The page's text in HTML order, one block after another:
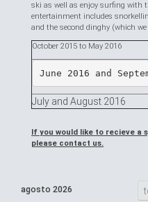
ski as well as enjoy surfing with
entertainment includes
and the second dinghy (which
October 2015 to May 2016
June 2016 and
July and August 2016
If you would like to recieve
please contact us.
agosto 2026